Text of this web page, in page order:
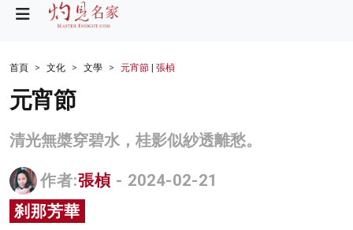
財經
生活
科技
影片
首頁 文化 文學 元宵節 | 張楨
元宵節
清光無槳穿碧水，桂影似紗透離愁。
作者:張楨 - 2024-02-21
刹那芳華